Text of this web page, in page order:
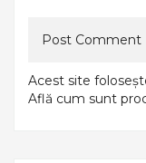
Acest site
Află cum sunt